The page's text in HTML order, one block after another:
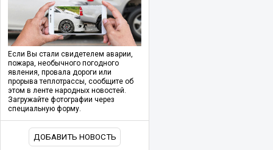
Если Вы стали свидетелем аварии,
пожара, необычного погодного
явления, провала дороги или
прорыва теплотрассы, сообщите об
этом в ленте народных новостей.
Загружайте фотографии через
специальную форму.
ДОБАВИТЬ НОВОСТЬ